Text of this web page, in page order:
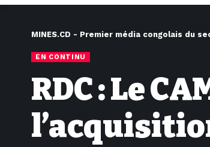
MINES.CD - Premier média congolais du
EN CONTINU
RDC : Le